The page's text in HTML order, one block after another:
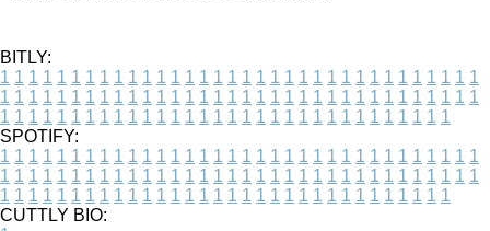
BITLY:
1 1 1 1 1 1 1 1 1 1 1 1 1 1 1 1 1 1 1 1 1 1 1 1 1 1 1 1 1 1 1 1 1 1
1 1 1 1 1 1 1 1 1 1 1 1 1 1 1 1 1 1 1 1 1 1 1 1 1 1 1 1 1 1 1 1 1 1
1 1 1 1 1 1 1 1 1 1 1 1 1 1 1 1 1 1 1 1 1 1 1 1 1 1 1 1 1 1 1 1
SPOTIFY:
1 1 1 1 1 1 1 1 1 1 1 1 1 1 1 1 1 1 1 1 1 1 1 1 1 1 1 1 1 1 1 1 1 1
1 1 1 1 1 1 1 1 1 1 1 1 1 1 1 1 1 1 1 1 1 1 1 1 1 1 1 1 1 1 1 1 1 1
1 1 1 1 1 1 1 1 1 1 1 1 1 1 1 1 1 1 1 1 1 1 1 1 1 1 1 1 1 1 1 1
CUTTLY BIO: